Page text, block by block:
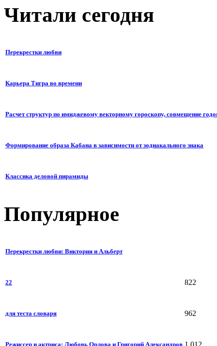
Читали сегодня
Перекрестки любви
Карьера Тигра во времени
Расчет структур по имиджевому векторному гороскопу, совмещение
Формирование образа Кабана в зависимости от зодиакального знака
Классика деловой пирамиды
Популярное
Перекрестки любви: Виктория и Альберт
22 822
для теста словаря 962
Режиссер и актриса: Любовь Орлова и Григорий Александров 1,012